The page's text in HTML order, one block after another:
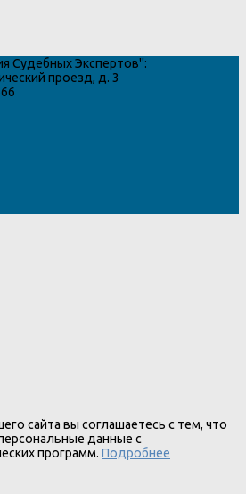
Судебных Экспертов":
проезд, д. 3
сайта вы соглашаетесь с тем, что
данные с
программ. Подробнее